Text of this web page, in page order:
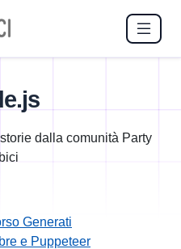
dalla comunità Party